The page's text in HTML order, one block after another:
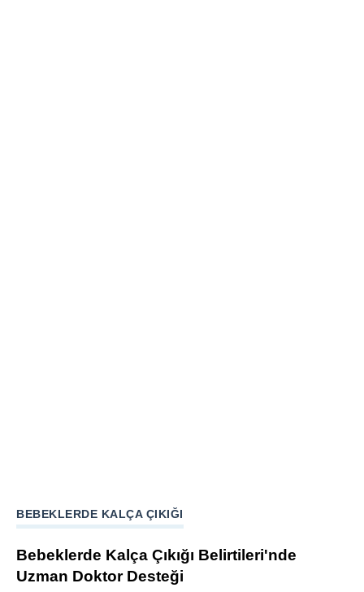
BEBEKLERDE KALÇA ÇIKIĞI
Bebeklerde Kalça Çıkığı Belirtileri'nde
Uzman Doktor Desteği